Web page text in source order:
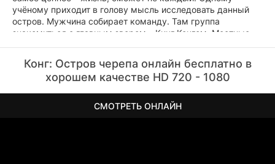
учёному приходит в голову мысль исследовать данный
остров. Мужчина собирает команду. Там группа
знакомиться с главным зверем – Кинг Конгом. Местные
что их заказчик желает не просто проанализировать
местность. Его преследуют вовсе другие цели.
Конг: Остров черепа онлайн бесплатно в
хорошем качестве HD 720 - 1080
СМОТРЕТЬ ОНЛАЙН